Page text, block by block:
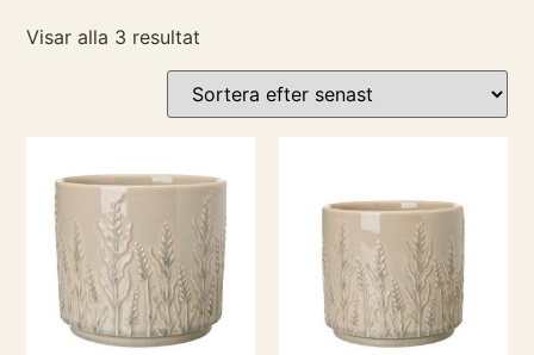
Visar alla 3 resultat